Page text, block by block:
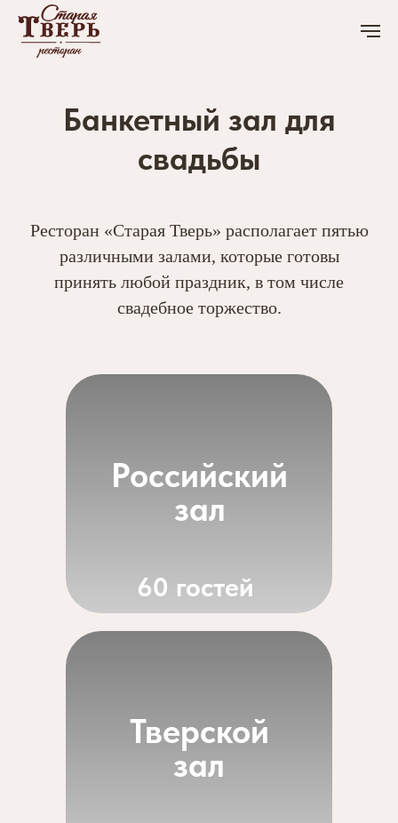
Банкетный зал для
свадьбы
Ресторан «Старая Тверь» располагает пятью
различными залами, которые готовы
принять любой праздник, в том числе
свадебное торжество.
Российский
зал
60 гостей
Тверской
зал